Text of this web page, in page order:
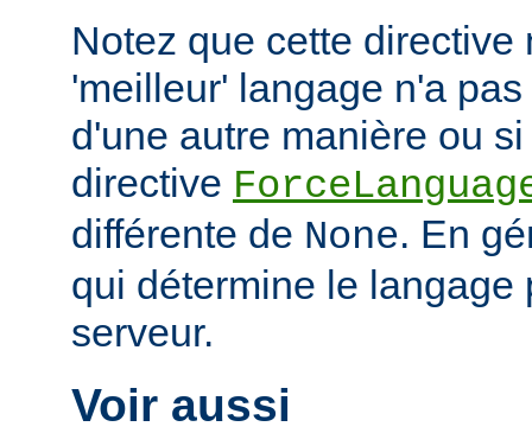
Notez que cette directive
'meilleur' langage n'a
d'une autre manière ou
directive
différente de None. En
qui détermine le langage
serveur.
Voir aussi